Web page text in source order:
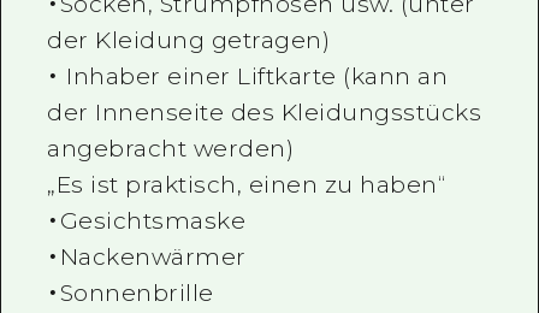
der Kleidung getragen)
・ Inhaber einer Liftkarte (kann an
der Innenseite des Kleidungsstücks
angebracht werden)
„Es ist praktisch, einen zu haben“
・Gesichtsmaske
・Nackenwärmer
・Sonnenbrille